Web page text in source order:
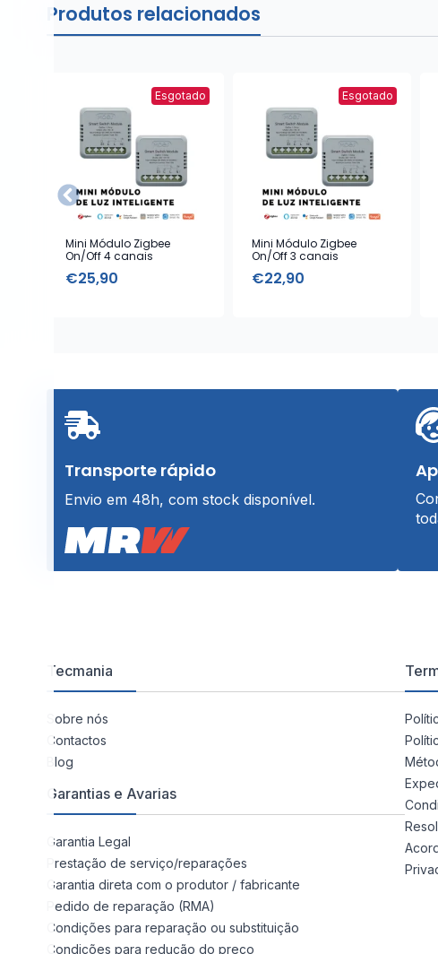
Produtos relacionados
Esgotado
Mini Módulo Zigbee
On/Off 4 canais
€25,90
Esgotado
Mini Módulo Zigbee
On/Off 3 canais
€22,90
Transporte rápido
Envio em 48h, com stock disponível.
Tecmania
Sobre nós
Contactos
Blog
Garantias e Avarias
Garantia Legal
Prestação de serviço/reparações
Garantia direta com o produtor / fabricante
Pedido de reparação (RMA)
Condições para reparação ou substituição
Condições para redução do preço